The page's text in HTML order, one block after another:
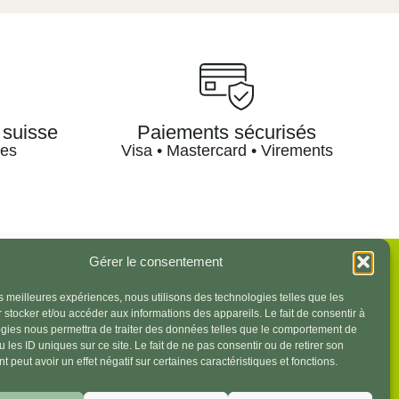
Gérer le consentement
meilleures expériences, nous utilisons des technologies telles que les
stocker et/ou accéder aux informations des appareils. Le fait de consentir à
nous permettra de traiter des données telles que le comportement de
les ID uniques sur ce site. Le fait de ne pas consentir ou de retirer son
peut avoir un effet négatif sur certaines caractéristiques et fonctions.
Paiements sécurisés
Visa • Mastercard • Virements
Mentions légales
Politique de confidentialité
Politique de cookies